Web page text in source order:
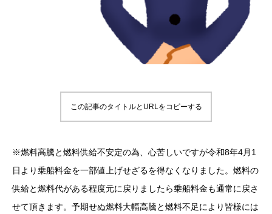
この記事のタイトルとURLをコピーする
※燃料高騰と燃料供給不安定の為、心苦しいですが令和8年4月1
日より乗船料金を一部値上げせざるを得なくなりました。燃料の
供給と燃料代がある程度元に戻りましたら乗船料金も通常に戻さ
せて頂きます。予期せぬ燃料大幅高騰と燃料不足により皆様には